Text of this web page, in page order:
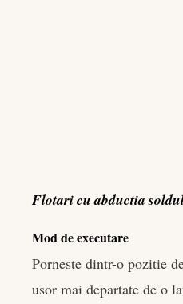
Flotari cu abductia
Mod de executare
Porneste dintr-o pozitie
usor mai departate de o